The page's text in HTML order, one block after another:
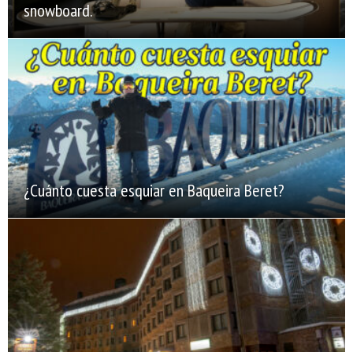
snowboard.
¿Cuánto cuesta esquiar en Baqueira Beret?